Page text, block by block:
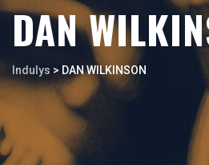
DAN
Indulys > DAN WILKINSON